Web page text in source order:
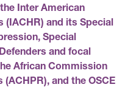
Inter American
(IACHR) and its Special
Special
and focal
African Commission
and the OSCE